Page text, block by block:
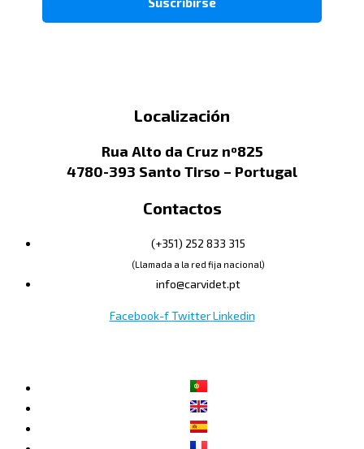
Localización
Rua Alto da Cruz nº825
4780-393 Santo Tirso – Portugal
Contactos
(+351) 252 833 315
(Llamada a la red fija nacional)
info@carvidet.pt
Facebook-f Twitter Linkedin